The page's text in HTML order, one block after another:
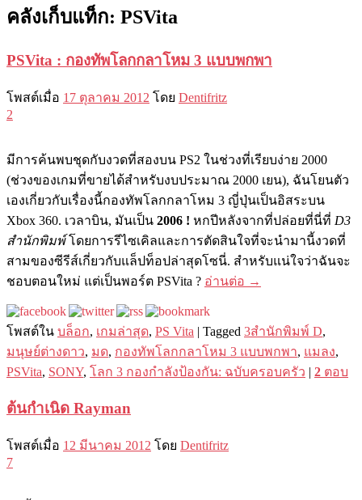
คลังเก็บแท็ก: PSVita
PSVita : กองทัพโลกกลาโหม 3 แบบพกพา
โพสต์เมื่อ 17 ตุลาคม 2012 โดย Dentifritz
2
มีการค้นพบชุดกับงวดที่สองบน PS2 ในช่วงที่เรียบง่าย 2000
(ช่วงของเกมที่ขายได้สำหรับงบประมาณ 2000 เยน), ฉันโยนตัว
เองเกี่ยวกับเรื่องนี้กองทัพโลกกลาโหม 3 ญี่ปุ่นเป็นอิสระบน
Xbox 360. เวลาบิน, มันเป็น 2006 ! หกปีหลังจากที่ปล่อยที่นี่ที่ D3
สำนักพิมพ์โดยการรีไซเคิลและการตัดสินใจที่จะนำมานี้งวดที่
สามของซีรีส์เกี่ยวกับแล็ปท็อปล่าสุดโซนี่. สำหรับแน่ใจว่าฉันจะ
ชอบตอนใหม่ แต่เป็นพอร์ต PSVita ? อ่านต่อ →
โพสต์ใน บล็อก, เกมล่าสุด, PS Vita | Tagged 3สำนักพิมพ์ D,
มนุษย์ต่างดาว, มด, กองทัพโลกกลาโหม 3 แบบพกพา, แมลง,
PSVita, SONY, โลก 3 กองกำลังป้องกัน: ฉบับครอบครัว | 2 ตอบ
ต้นกำเนิด Rayman
โพสต์เมื่อ 12 มีนาคม 2012 โดย Dentifritz
7